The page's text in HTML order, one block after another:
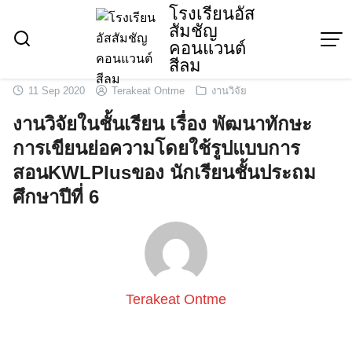
content
โรงเรียนอัส
สัมชัญ
คอนแวนต์
สีลม
11 Sep 2020 Terakeat Ontme งานวิจัย
งานวิจัยในชั้นเรียน เรื่อง พัฒนาทักษะ
การเขียนย่อความโดยใช้รูปแบบการ
สอนKWLPlusของ นักเรียนชั้นประถม
ศึกษาปีที่ 6
Terakeat Ontme